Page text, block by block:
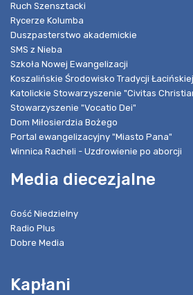
Ruch Szensztacki
Rycerze Kolumba
Duszpasterstwo akademickie
SMS z Nieba
Szkoła Nowej Ewangelizacji
Koszalińskie Środowisko Tradycji Łacińskiej
Katolickie Stowarzyszenie "Civitas
Stowarzyszenie "Vocatio Dei"
Dom Miłosierdzia Bożego
Portal ewangelizacyjny "Miasto Pana"
Winnica Racheli - Uzdrowienie po aborcji
Media diecezjalne
Gość Niedzielny
Radio Plus
Dobre Media
Kapłani